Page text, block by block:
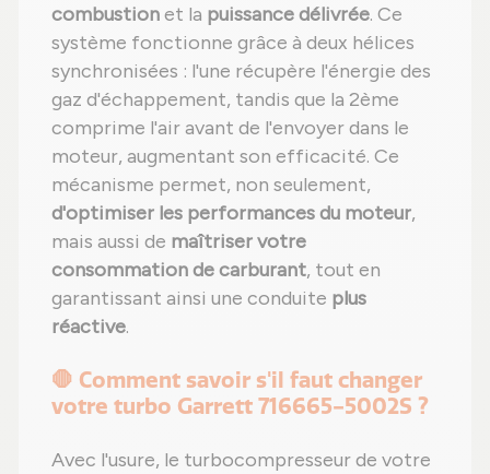
combustionet la puissance délivrée. Ce
système fonctionne grâce à deux hélices
synchronisées : l'une récupère l'énergie des
gaz d'échappement, tandis que la 2ème
comprime l'air avant de l'envoyer dans le
moteur, augmentant son efficacité. Ce
mécanisme permet, non seulement,
d'optimiser les performances du moteur,
mais aussi de maîtriser votre
consommation de carburant, tout en
garantissant ainsi une conduite plus
réactive.
🛑 Comment savoir s'il faut changer
votre turbo Garrett 716665-5002S ?
Avec l'usure, le turbocompresseur de votre